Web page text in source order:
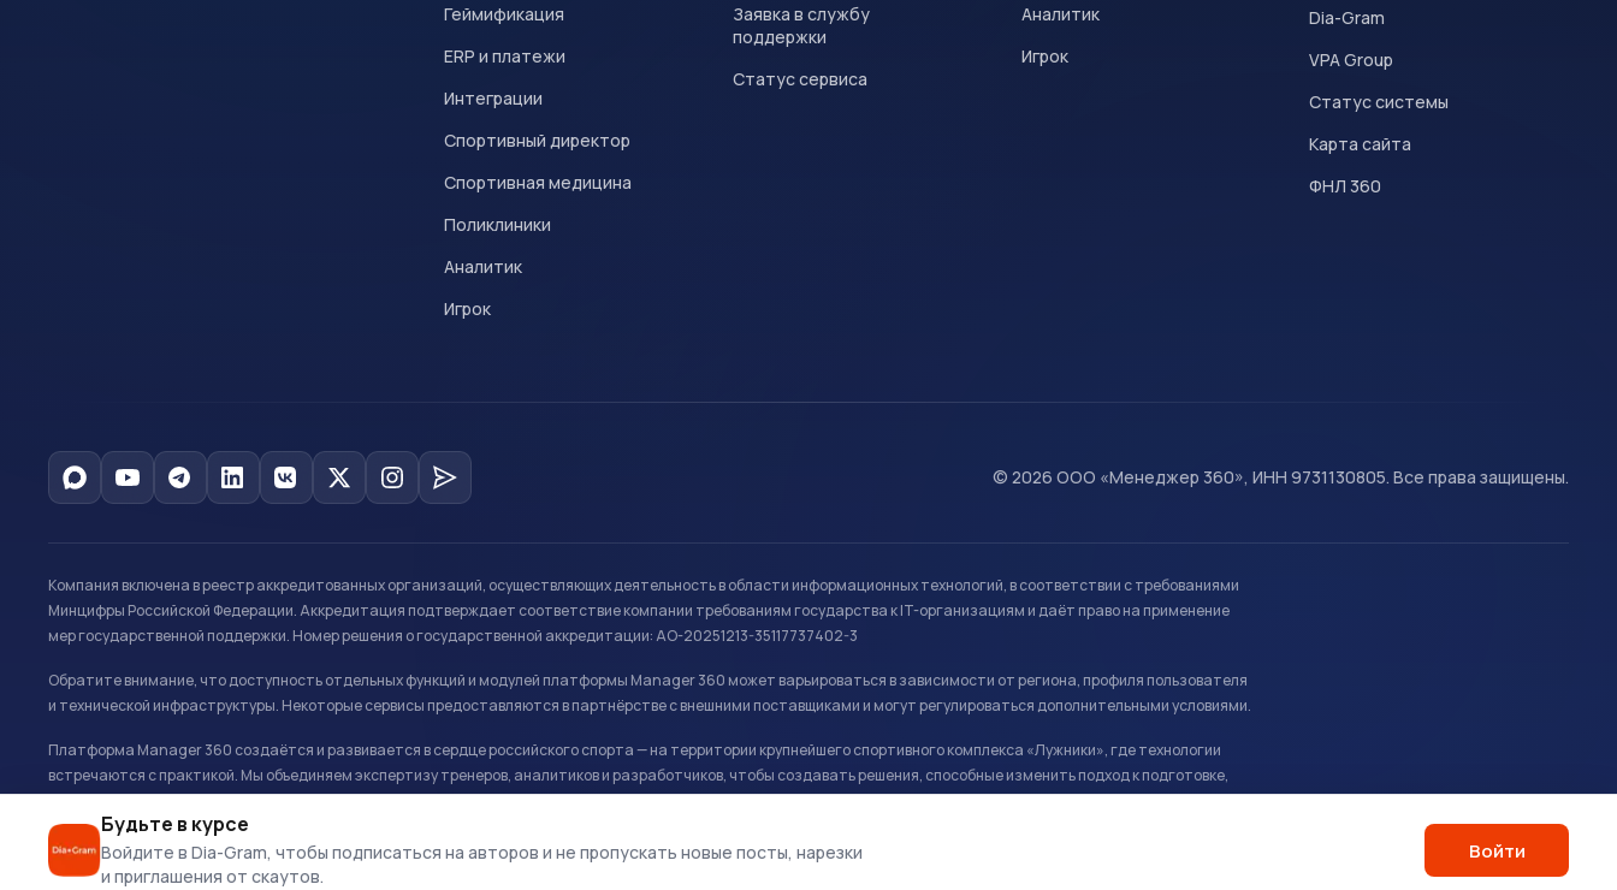
Будьте в курсе
Войдите в Dia-Gram, чтобы подписаться на авторов и не пропускать новые посты, нарезки
и приглашения от скаутов.
Войти
Геймификация
ERP и платежи
Интеграции
Спортивный директор
Спортивная медицина
Поликлиники
Аналитик
Игрок
Заявка в службу
поддержки
Статус сервиса
Аналитик
Игрок
Dia-Gram
VPA Group
Статус системы
Карта сайта
ФНЛ 360
© 2026 ООО «Менеджер 360», ИНН 9731130805. Все права защищены.
Компания включена в реестр аккредитованных организаций, осуществляющих деятельность в области информационных технологий, в соответствии с требованиями
Минцифры Российской Федерации. Аккредитация подтверждает соответствие компании требованиям государства к IT-организациям и даёт право на применение
мер государственной поддержки. Номер решения о государственной аккредитации: АО-20251213-35117737402-3
Обратите внимание, что доступность отдельных функций и модулей платформы Manager 360 может варьироваться в зависимости от региона, профиля пользователя
и технической инфраструктуры. Некоторые сервисы предоставляются в партнёрстве с внешними поставщиками и могут регулироваться дополнительными условиями.
Платформа Manager 360 создаётся и развивается в сердце российского спорта — на территории крупнейшего спортивного комплекса «Лужники», где технологии
встречаются с практикой. Мы объединяем экспертизу тренеров, аналитиков и разработчиков, чтобы создавать решения, способные изменить подход к подготовке,
развитию и управлению в спорте.
Офис: г. Москва, Олимпийский комплекс «Лужники», Большая спортивная арена, ул. Лужники 24с1.